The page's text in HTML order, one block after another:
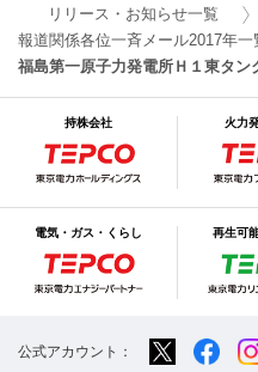
リリース・お知らせ一覧
報道関係各位一斉メール2017年一
福島第一原子力発電所Ｈ１東タ
持株会社 火力
電気・ガス・くらし 再生可
公式アカウント：